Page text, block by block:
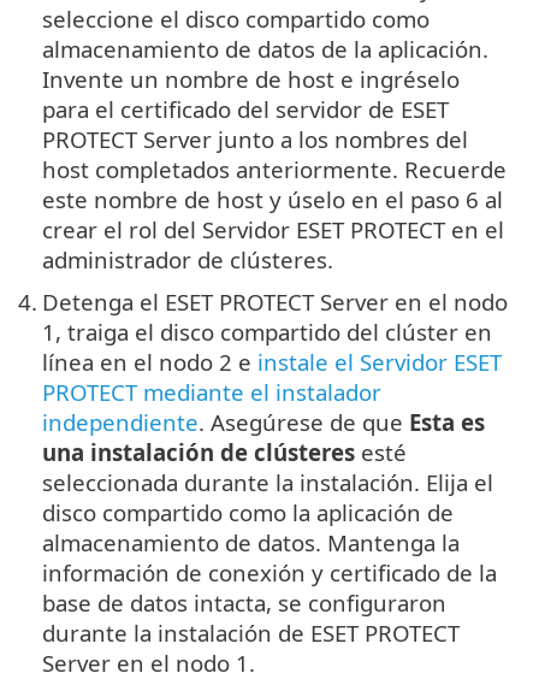
seleccione el disco compartido como
almacenamiento de datos de la aplicación.
Invente un nombre de host e ingréselo
para el certificado del servidor de ESET
PROTECT Server junto a los nombres del
host completados anteriormente. Recuerde
este nombre de host y úselo en el paso 6 al
crear el rol del Servidor ESET PROTECT en el
administrador de clústeres.
4. Detenga el ESET PROTECT Server en el nodo
1, traiga el disco compartido del clúster en
línea en el nodo 2 e instale el Servidor ESET
PROTECT mediante el instalador
independiente. Asegúrese de que Esta es
una instalación de clústeres esté
seleccionada durante la instalación. Elija el
disco compartido como la aplicación de
almacenamiento de datos. Mantenga la
información de conexión y certificado de la
base de datos intacta, se configuraron
durante la instalación de ESET PROTECT
Server en el nodo 1.